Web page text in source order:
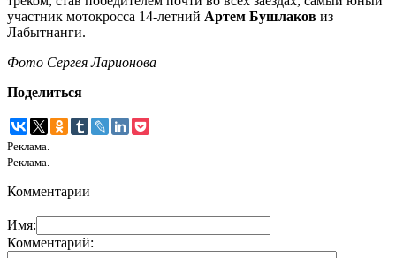
участник мотокросса 14-летний Артем Бушлаков из
Лабытнанги.
Фото Сергея Ларионова
Поделиться
Реклама.
Реклама.
Комментарии
Имя:
Комментарий: